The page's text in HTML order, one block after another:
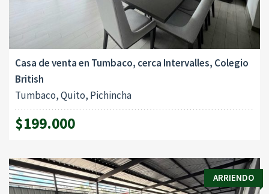
Casa de venta en Tumbaco, cerca Intervalles, Colegio
British
Tumbaco, Quito, Pichincha
$199.000
ARRIENDO